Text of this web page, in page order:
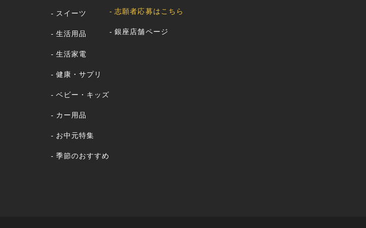
スイーツ
生活用品
生活家電
健康・サプリ
ベビー・キッズ
カー用品
お中元特集
季節のおすすめ
志願者応募はこちら
銀座店舗ページ